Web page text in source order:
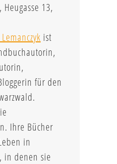
13,
ist
für den
Ihre Bücher
in
in denen sie